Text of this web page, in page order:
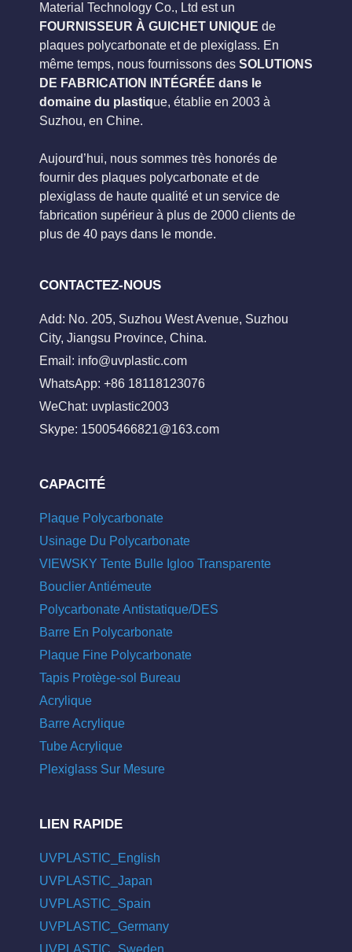
Material Technology Co., Ltd est un
FOURNISSEUR À GUICHET UNIQUE de
plaques polycarbonate et de plexiglass. En
même temps, nous fournissons des SOLUTIONS
DE FABRICATION INTÉGRÉE dans le
domaine du plastique, établie en 2003 à
Suzhou, en Chine.
Aujourd’hui, nous sommes très honorés de
fournir des plaques polycarbonate et de
plexiglass de haute qualité et un service de
fabrication supérieur à plus de 2000 clients de
plus de 40 pays dans le monde.
CONTACTEZ-NOUS
Add: No. 205, Suzhou West Avenue, Suzhou
City, Jiangsu Province, China.
Email: info@uvplastic.com
WhatsApp: +86 18118123076
WeChat: uvplastic2003
Skype: 15005466821@163.com
CAPACITÉ
Plaque Polycarbonate
Usinage Du Polycarbonate
VIEWSKY Tente Bulle Igloo Transparente
Bouclier Antiémeute
Polycarbonate Antistatique/DES
Barre En Polycarbonate
Plaque Fine Polycarbonate
Tapis Protège-sol Bureau
Acrylique
Barre Acrylique
Tube Acrylique
Plexiglass Sur Mesure
LIEN RAPIDE
UVPLASTIC_English
UVPLASTIC_Japan
UVPLASTIC_Spain
UVPLASTIC_Germany
UVPLASTIC_Sweden